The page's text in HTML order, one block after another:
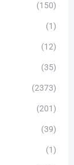
(150)
(1)
(12)
(35)
(2373)
(201)
(39)
(1)